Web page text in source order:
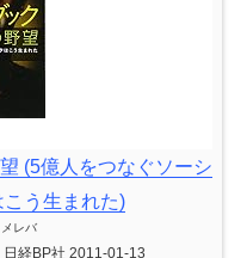
(5億人をつなぐソーシ
う生まれた)
メレバ
経BP社 2011-01-13